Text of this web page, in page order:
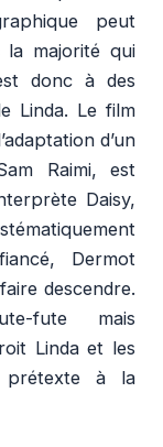
peut
la majorité qui
donc à des
Linda. Le film
d’un
Raimi, est
Daisy,
Dermot
descendre.
fute mais
Linda et les
prétexte à la